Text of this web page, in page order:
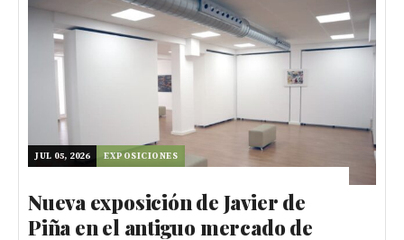
JUL 05, 2026 EXPOSICIONES
Nueva exposición de Javier de
Piña en el antiguo mercado de